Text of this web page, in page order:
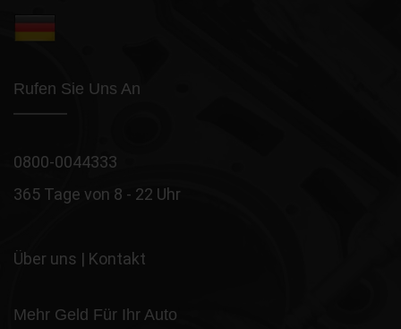
Rufen Sie Uns An
0800-0044333
365 Tage von 8 - 22 Uhr
Über uns | Kontakt
Mehr Geld Für Ihr Auto